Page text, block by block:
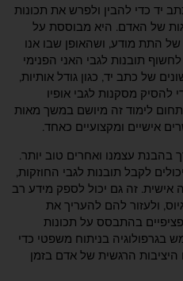
יד כדי להבין ולפרש את תכונות
של האדם. היא מבוססת על
התת מודע, ושהאופן שבו אנו
לחשוף תובנות לגבי האני הפנימי
של כתב יד, כגון גודל אותיות,
להסיק מסקנות לגבי אופיו
תחום לימוד זה מיושם במשך מאות
אישיים ומקצועיים כאחד.
בהבנת עצמנו ואחרים טוב יותר.
לקבל תובנות לגבי החוזקות,
אישית. זה גם יכול לספק מידע רב
ולעזור להם להעריך את
בהתבסס על תכונות
בגרפולוגיה בניתוח משפטי כדי
הרגשית של אדם בזמן